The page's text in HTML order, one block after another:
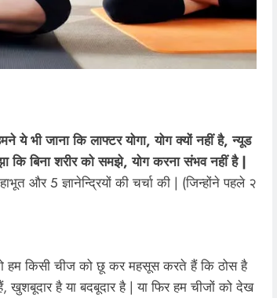
ये भी जाना कि लाफ्टर योगा, योग क्यों नहीं है, न्यूड
कि बिना शरीर को समझे, योग करना संभव नहीं है |
और 5 ज्ञानेन्द्रियों की चर्चा की | (जिन्होंने पहले २
तो हम किसी चीज को छू कर महसूस करते हैं कि ठोस है
खुशबूदार है या बदबूदार है | या फिर हम चीजों को देख